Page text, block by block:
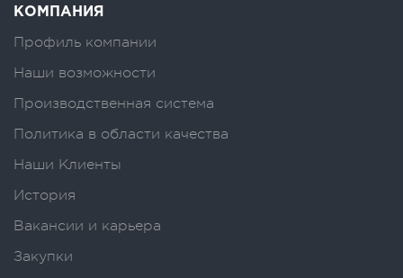
КОМПАНИЯ
Профиль компании
Наши возможности
Производственная система
Политика в области качества
Наши Клиенты
История
Вакансии и карьера
Закупки